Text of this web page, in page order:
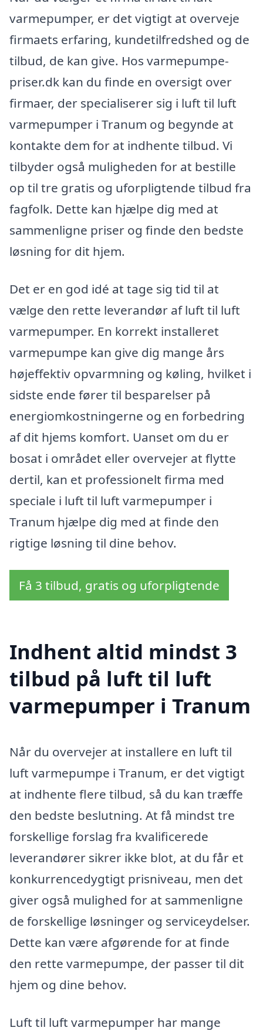
varmepumper, er det vigtigt at overveje
firmaets erfaring, kundetilfredshed og de
tilbud, de kan give. Hos varmepumpe-
priser.dk kan du finde en oversigt over
firmaer, der specialiserer sig i luft til luft
varmepumper i Tranum og begynde at
kontakte dem for at indhente tilbud. Vi
tilbyder også muligheden for at bestille
op til tre gratis og uforpligtende tilbud fra
fagfolk. Dette kan hjælpe dig med at
sammenligne priser og finde den bedste
løsning for dit hjem.
Det er en god idé at tage sig tid til at
vælge den rette leverandør af luft til luft
varmepumper. En korrekt installeret
varmepumpe kan give dig mange års
højeffektiv opvarmning og køling, hvilket i
sidste ende fører til besparelser på
energiomkostningerne og en forbedring
af dit hjems komfort. Uanset om du er
bosat i området eller overvejer at flytte
dertil, kan et professionelt firma med
speciale i luft til luft varmepumper i
Tranum hjælpe dig med at finde den
rigtige løsning til dine behov.
Få 3 tilbud, gratis og uforpligtende
Indhent altid mindst 3
tilbud på luft til luft
varmepumper i Tranum
Når du overvejer at installere en luft til
luft varmepumpe i Tranum, er det vigtigt
at indhente flere tilbud, så du kan træffe
den bedste beslutning. At få mindst tre
forskellige forslag fra kvalificerede
leverandører sikrer ikke blot, at du får et
konkurrencedygtigt prisniveau, men det
giver også mulighed for at sammenligne
de forskellige løsninger og serviceydelser.
Dette kan være afgørende for at finde
den rette varmepumpe, der passer til dit
hjem og dine behov.
Luft til luft varmepumper har mange